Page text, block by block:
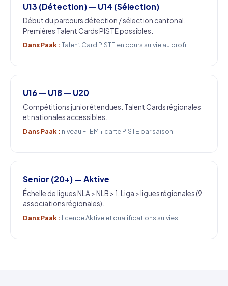
U13 (Détection) — U14 (Sélection)
Début du parcours détection / sélection cantonal.
Premières Talent Cards PISTE possibles.
Dans Paak :Talent Card PISTE en cours suivie au profil.
U16 — U18 — U20
Compétitions junior étendues. Talent Cards régionales
et nationales accessibles.
Dans Paak : niveau FTEM + carte PISTE par saison.
Senior (20+) — Aktive
Échelle de ligues NLA > NLB > 1. Liga > ligues régionales (9
associations régionales).
Dans Paak : licence Aktive et qualifications suivies.